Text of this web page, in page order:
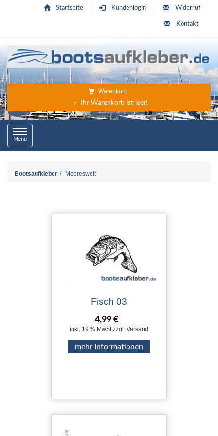
Startseite Kundenlogin Widerruf
Kontakt
Warenkorb
» Ihr Warenkorb ist leer!
Toggle
navigation
Menü
Bootsaufkleber Meereswelt
Fisch 03
4,99 €
inkl. 19 % MwSt zzgl. Versand
mehr Informationen